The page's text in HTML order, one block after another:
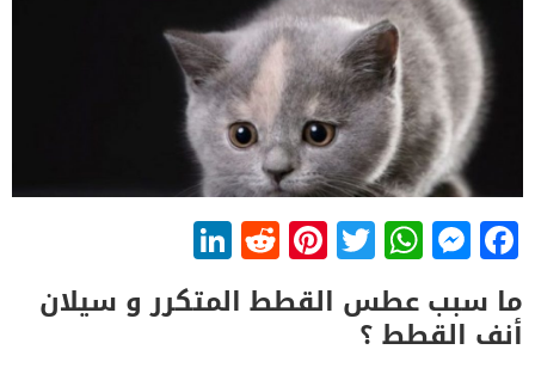
Facebook
Messenger
WhatsApp
Twitter
Pinterest
Reddit
ما سبب عطس القطط المتكرر و سيلان
أنف القطط ؟